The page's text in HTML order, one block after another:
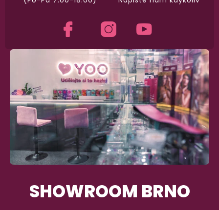
SHOWROOM BRNO